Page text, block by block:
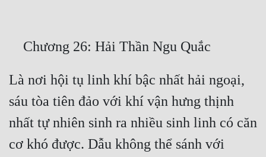
Truyện Nhập Môn
Truyện ngắn
Xa Lộ Dịch
Là nơi hội tụ linh khí bậc nhất hải ngoại,
sáu tòa tiên đảo với khí vận hưng thịnh
nhất tự nhiên sinh ra nhiều sinh linh có căn
cơ khó được. Dẫu không thể sánh với